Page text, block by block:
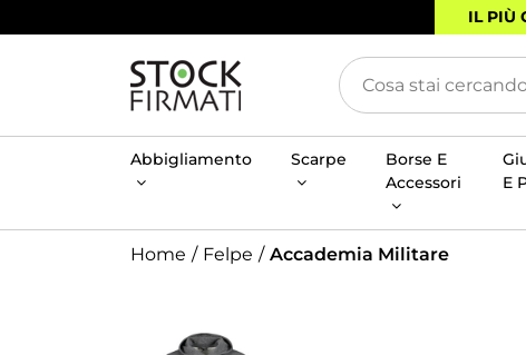
IL PIÙ
Abbigliamento Scarpe
Borse E
Accessori
E
Home Felpe Accademia Militare